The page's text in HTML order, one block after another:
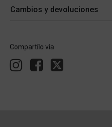
Cambios y devoluciones
Compartílo vía